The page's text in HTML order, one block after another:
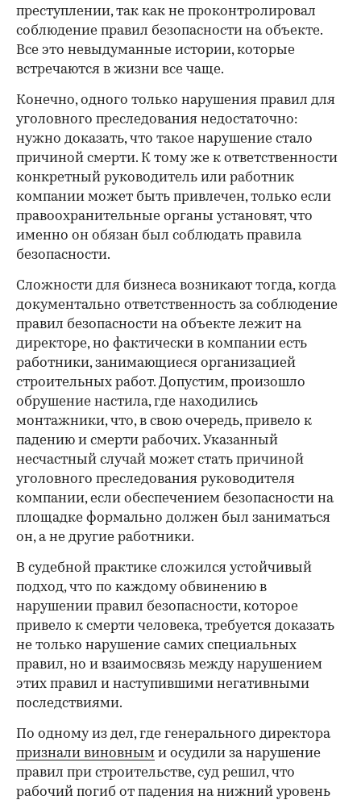
преступлении, так как не проконтролировал
соблюдение правил безопасности на объекте.
Все это невыдуманные истории, которые
встречаются в жизни все чаще.
Конечно, одного только нарушения правил для
уголовного преследования недостаточно:
нужно доказать, что такое нарушение стало
причиной смерти. К тому же к ответственности
конкретный руководитель или работник
компании может быть привлечен, только если
правоохранительные органы установят, что
именно он обязан был соблюдать правила
безопасности.
Сложности для бизнеса возникают тогда, когда
документально ответственность за соблюдение
правил безопасности на объекте лежит на
директоре, но фактически в компании есть
работники, занимающиеся организацией
строительных работ. Допустим, произошло
обрушение настила, где находились
монтажники, что, в свою очередь, привело к
падению и смерти рабочих. Указанный
несчастный случай может стать причиной
уголовного преследования руководителя
компании, если обеспечением безопасности на
площадке формально должен был заниматься
он, а не другие работники.
В судебной практике сложился устойчивый
подход, что по каждому обвинению в
нарушении правил безопасности, которое
привело к смерти человека, требуется доказать
не только нарушение самих специальных
правил, но и взаимосвязь между нарушением
этих правил и наступившими негативными
последствиями.
По одному из дел, где генерального директора
признали виновным и осудили за нарушение
правил при строительстве, суд решил, что
рабочий погиб от падения на нижний уровень